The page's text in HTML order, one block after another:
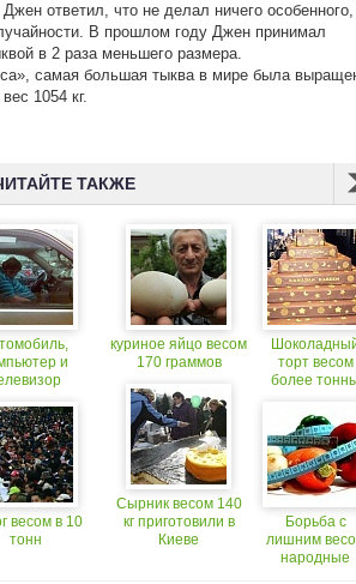
Джен ответил, что не делал ничего особенного,
В прошлом году Джен принимал
в 2 раза меньшего размера.
самая большая тыква в мире была
1054 кг.
ТАКЖЕ
и
диабета и
весом в 10
тонн
куриное яйцо весом
170 граммов
Сырник весом 140
кг приготовили в
Киеве
торт весом
более
Борьба с
лишним
народные